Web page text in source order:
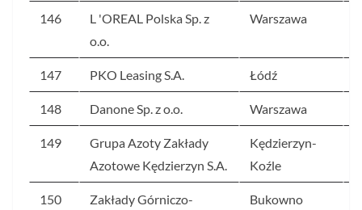
146
L 'OREAL Polska Sp. z
o.o.
Warszawa
147 PKO Leasing S.A. Łódź
148 Danone Sp. z o.o. Warszawa
149
Grupa Azoty Zakłady
Azotowe Kędzierzyn S.A.
Kędzierzyn-
Koźle
150
Zakłady Górniczo-
Bukowno